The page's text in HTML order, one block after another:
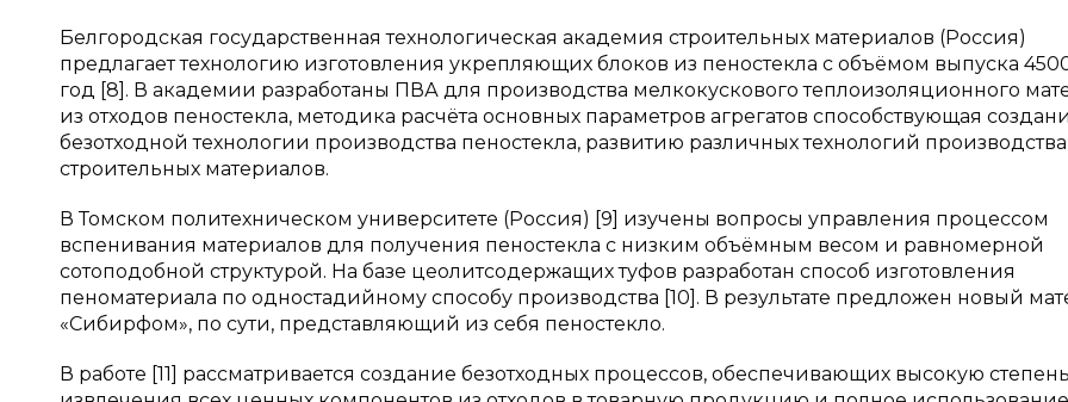
Белгородская государственная технологическая академия строительных материалов (Россия)
предлагает технологию изготовления укрепляющих блоков из пеностекла с объёмом выпуска
год [8]. В академии разработаны ПВА для производства мелкокускового теплоизоляционного
из отходов пеностекла, методика расчёта основных параметров агрегатов способствующая
безотходной технологии производства пеностекла, развитию различных технологий
строительных материалов.
В Томском политехническом университете (Россия) [9] изучены вопросы управления процессом
вспенивания материалов для получения пеностекла с низким объёмным весом и равномерной
сотоподобной структурой. На базе цеолитсодержащих туфов разработан способ изготовления
пеноматериала по одностадийному способу производства [10]. В результате предложен новый
«Сибирфом», по сути, представляющий из себя пеностекло.
В работе [11] рассматривается создание безотходных процессов, обеспечивающих высокую степень